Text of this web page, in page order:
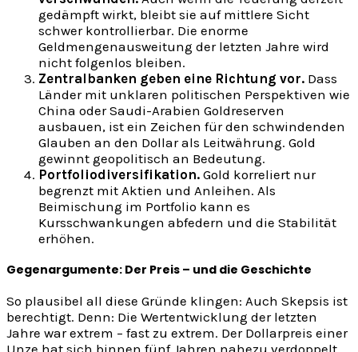
gedämpft wirkt, bleibt sie auf mittlere Sicht
schwer kontrollierbar. Die enorme
Geldmengenausweitung der letzten Jahre wird
nicht folgenlos bleiben.
Zentralbanken geben eine Richtung vor. Dass
Länder mit unklaren politischen Perspektiven wie
China oder Saudi-Arabien Goldreserven
ausbauen, ist ein Zeichen für den schwindenden
Glauben an den Dollar als Leitwährung. Gold
gewinnt geopolitisch an Bedeutung.
Portfoliodiversifikation. Gold korreliert nur
begrenzt mit Aktien und Anleihen. Als
Beimischung im Portfolio kann es
Kursschwankungen abfedern und die Stabilität
erhöhen.
Gegenargumente: Der Preis – und die Geschichte
So plausibel all diese Gründe klingen: Auch Skepsis ist
berechtigt. Denn: Die Wertentwicklung der letzten
Jahre war extrem – fast zu extrem. Der Dollarpreis einer